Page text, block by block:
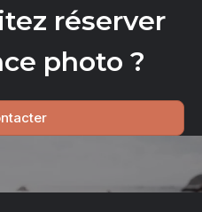
réserver
photo ?